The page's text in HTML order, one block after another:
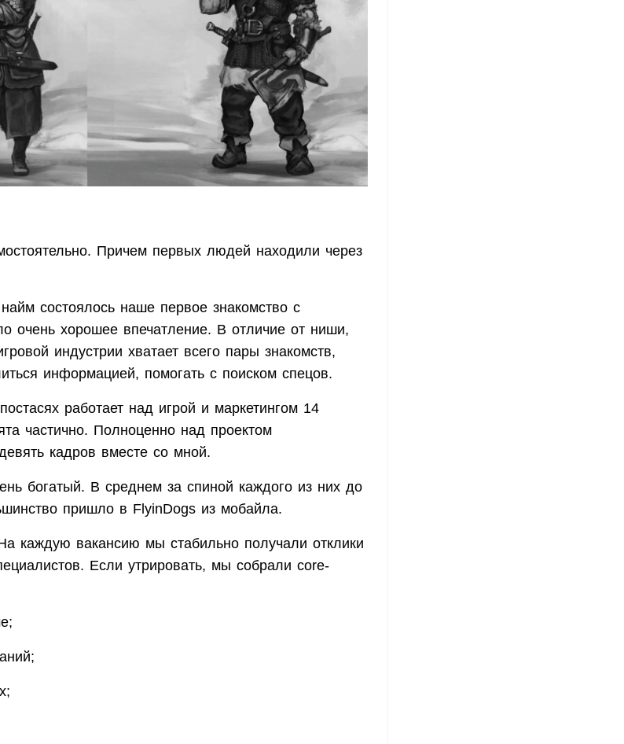
Причем первых людей находили через
состоялось наше первое знакомство с
очень хорошее впечатление. В отличие от ниши,
индустрии хватает всего пары знакомств,
информацией, помогать с поиском спецов.
работает над игрой и маркетингом 14
частично. Полноценно над проектом
кадров вместе со мной.
богатый. В среднем за спиной каждого из них до
пришло в FlyinDogs из мобайла.
каждую вакансию мы стабильно получали отклики
Если утрировать, мы собрали core-